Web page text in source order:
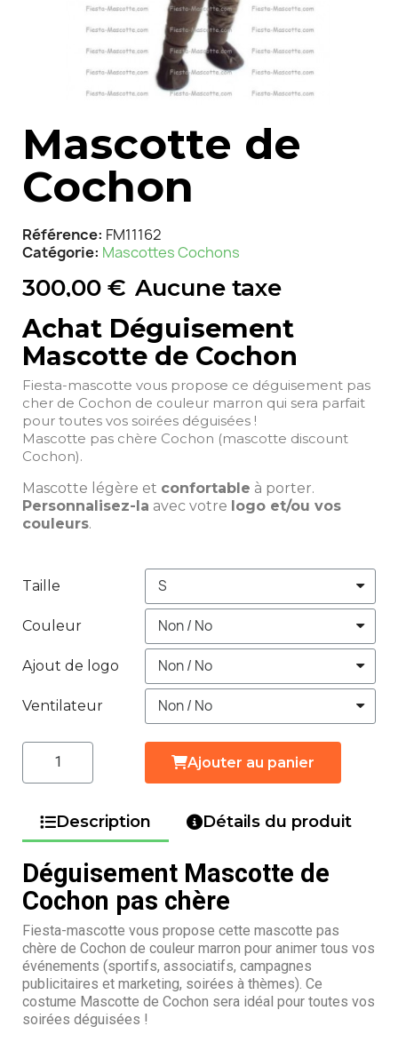
Mascotte de
Cochon
Référence FM11162
Catégorie Mascottes Cochons
300,00 € Aucune taxe
Achat Déguisement
Mascotte de Cochon
Fiesta-mascotte vous propose ce déguisement pas
cher de Cochon de couleur marron qui sera parfait
pour toutes vos soirées déguisées !
Mascotte pas chère Cochon (mascotte discount
Cochon).
Mascotte légère et confortable à porter.
Personnalisez-la avec votre logo et/ou vos
couleurs.
Taille
Couleur
Ajout de logo
Ventilateur
Ajouter au panier
Description Détails du produit
Déguisement Mascotte de
Cochon pas chère
Fiesta-mascotte vous propose cette mascotte pas
chère de Cochon de couleur marron pour animer tous vos
événements (sportifs, associatifs, campagnes
publicitaires et marketing, soirées à thèmes). Ce
costume Mascotte de Cochon sera idéal pour toutes vos
soirées déguisées !